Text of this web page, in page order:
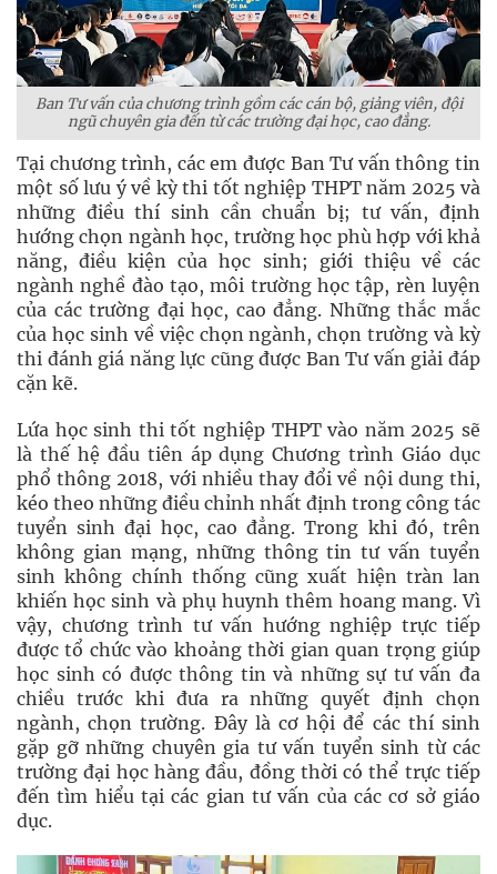
Ban Tư vấn của chương trình gồm các cán bộ, giảng viên, đội
ngũ chuyên gia đến từ các trường đại học, cao đẳng.
Tại chương trình, các em được Ban Tư vấn thông tin
một số lưu ý về kỳ thi tốt nghiệp THPT năm 2025 và
những điều thí sinh cần chuẩn bị; tư vấn, định
hướng chọn ngành học, trường học phù hợp với khả
năng, điều kiện của học sinh; giới thiệu về các
ngành nghề đào tạo, môi trường học tập, rèn luyện
của các trường đại học, cao đẳng. Những thắc mắc
của học sinh về việc chọn ngành, chọn trường và kỳ
thi đánh giá năng lực cũng được Ban Tư vấn giải đáp
cặn kẽ.
Lứa học sinh thi tốt nghiệp THPT vào năm 2025 sẽ
là thế hệ đầu tiên áp dụng Chương trình Giáo dục
phổ thông 2018, với nhiều thay đổi về nội dung thi,
kéo theo những điều chỉnh nhất định trong công tác
tuyển sinh đại học, cao đẳng. Trong khi đó, trên
không gian mạng, những thông tin tư vấn tuyển
sinh không chính thống cũng xuất hiện tràn lan
khiến học sinh và phụ huynh thêm hoang mang. Vì
vậy, chương trình tư vấn hướng nghiệp trực tiếp
được tổ chức vào khoảng thời gian quan trọng giúp
học sinh có được thông tin và những sự tư vấn đa
chiều trước khi đưa ra những quyết định chọn
ngành, chọn trường. Đây là cơ hội để các thí sinh
gặp gỡ những chuyên gia tư vấn tuyển sinh từ các
trường đại học hàng đầu, đồng thời có thể trực tiếp
đến tìm hiểu tại các gian tư vấn của các cơ sở giáo
dục.